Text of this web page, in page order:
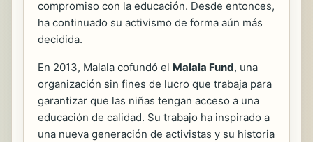
compromiso con la educación. Desde entonces,
ha continuado su activismo de forma aún más
decidida.
En 2013, Malala cofundó el Malala Fund, una
organización sin fines de lucro que trabaja para
garantizar que las niñas tengan acceso a una
educación de calidad. Su trabajo ha inspirado a
una nueva generación de activistas y su historia